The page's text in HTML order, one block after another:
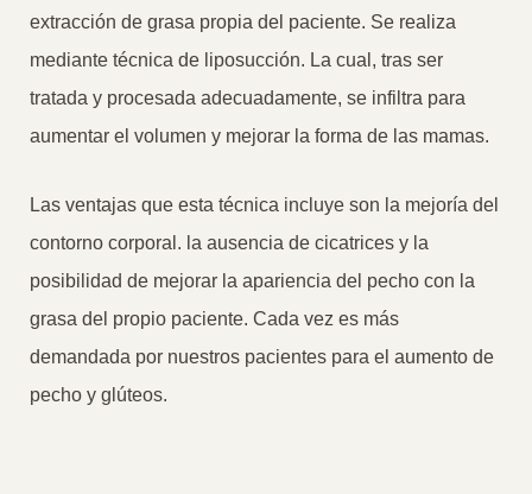
extracción de grasa propia del paciente. Se realiza
mediante técnica de liposucción. La cual, tras ser
tratada y procesada adecuadamente, se infiltra para
aumentar el volumen y mejorar la forma de las mamas.
Las ventajas que esta técnica incluye son la mejoría del
contorno corporal. la ausencia de cicatrices y la
posibilidad de mejorar la apariencia del pecho con la
grasa del propio paciente. Cada vez es más
demandada por nuestros pacientes para el aumento de
pecho y glúteos.